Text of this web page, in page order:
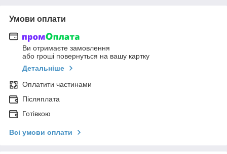
Умови оплати
Ви отримаєте замовлення
або гроші повернуться на вашу картку
Детальніше
Оплатити частинами
Післяплата
Готівкою
Всі умови оплати